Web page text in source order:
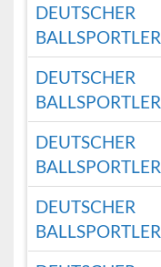
DEUTSCHER
BALLSPORTLER
DEUTSCHER
BALLSPORTLER
DEUTSCHER
BALLSPORTLER
DEUTSCHER
BALLSPORTLER